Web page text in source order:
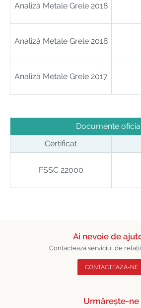
Analiză Metale Grele 2018
Analiză Metale Grele2018
Analiză Metale Grele2017
Documente
Certificat
FSSC 22000
Ai nevoie de
Contactează serviciul de
CONTACTEAZĂ-NE
Urmărește-ne